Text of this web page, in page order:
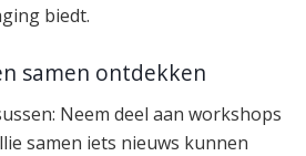
biedt.
samen ontdekken
Neem deel aan workshops
samen iets nieuws kunnen